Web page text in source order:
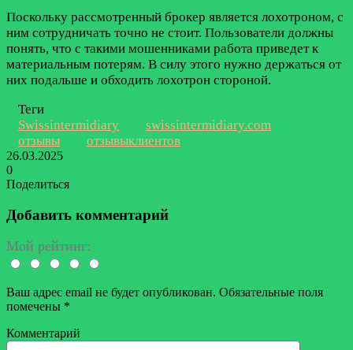
Поскольку рассмотренный брокер является лохотроном, с
ним сотрудничать точно не стоит. Пользователи должны
понять, что с такими мошенниками работа приведет к
материальным потерям. В силу этого нужно держаться от
них подальше и обходить лохотрон стороной.
Теги
Swissintermidiary
swissintermidiary.com
отзывы
отзывыклиентов
26.03.2025
0
Поделиться
через
электронную
почту
Добавить комментарий
Мой рейтинг:
Ваш адрес email не будет опубликован. Обязательные поля
помечены *
Комментарий